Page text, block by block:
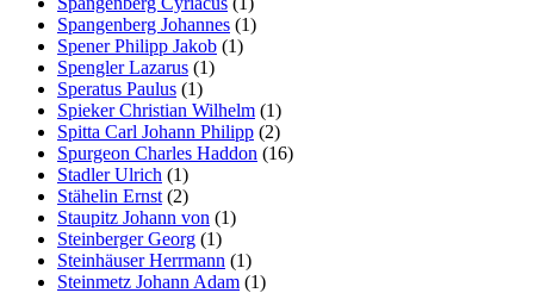
Spangenberg Johannes (1)
Spener Philipp Jakob (1)
Spengler Lazarus (1)
Speratus Paulus (1)
Spieker Christian Wilhelm (1)
Spitta Carl Johann Philipp (2)
Spurgeon Charles Haddon (16)
Stadler Ulrich (1)
Stähelin Ernst (2)
Staupitz Johann von (1)
Steinberger Georg (1)
Steinhäuser Herrmann (1)
Steinmetz Johann Adam (1)